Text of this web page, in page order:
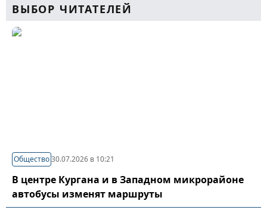
ВЫБОР ЧИТАТЕЛЕЙ
Общество30.07.2026 в 10:21
В центре Кургана и в Западном микрорайоне
автобусы изменят маршруты